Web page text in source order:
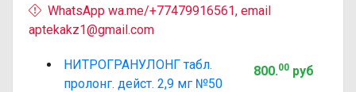
WhatsApp wa.me/+77479916561, email
aptekakz1@gmail.com
НИТРОГРАНУЛОНГ табл.
пролонг. дейст. 2,9 мг №50
800.00руб